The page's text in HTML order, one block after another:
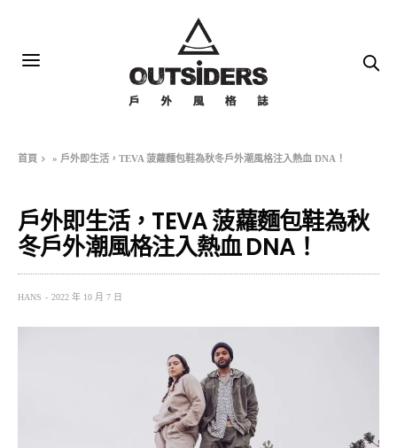
首頁 » 戶外即生活，TEVA 菠蘿麵包鞋為秋冬戶外潮風格注入熱血 DNA！
戶外即生活，TEVA 菠蘿麵包鞋為秋
冬戶外潮風格注入熱血 DNA！
HANS 2022 年 10 月 7 日